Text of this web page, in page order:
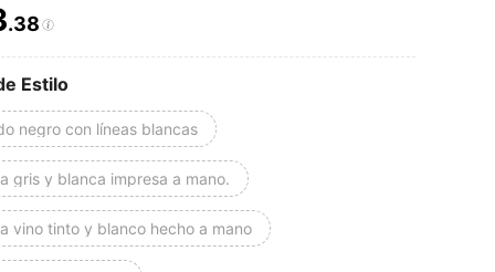
AND AVAILABILITY
.38
Estilo
negro con líneas blancas
gris y blanca impresa a mano.
vino tinto y blanco hecho a mano